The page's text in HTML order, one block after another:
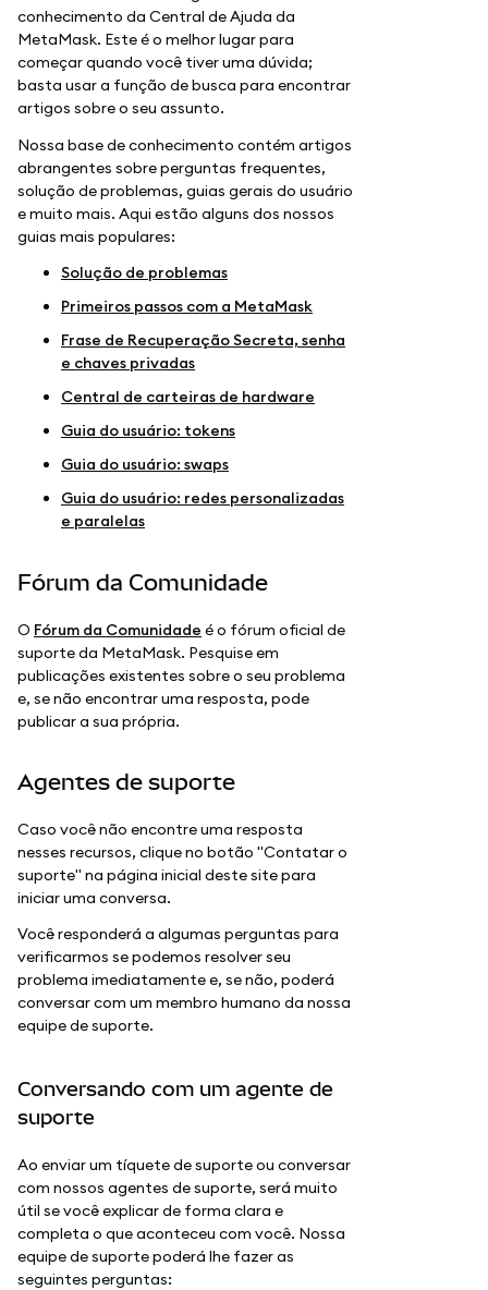
conhecimento da Central de Ajuda da
MetaMask. Este é o melhor lugar para
começar quando você tiver uma dúvida;
basta usar a função de busca para encontrar
artigos sobre o seu assunto.
Nossa base de conhecimento contém artigos
abrangentes sobre perguntas frequentes,
solução de problemas, guias gerais do usuário
e muito mais. Aqui estão alguns dos nossos
guias mais populares:
Solução de problemas
Primeiros passos com a MetaMask
Frase de Recuperação Secreta, senha
e chaves privadas
Central de carteiras de hardware
Guia do usuário: tokens
Guia do usuário: swaps
Guia do usuário: redes personalizadas
e paralelas
Fórum da Comunidade
O Fórum da Comunidade é o fórum oficial de
suporte da MetaMask. Pesquise em
publicações existentes sobre o seu problema
e, se não encontrar uma resposta, pode
publicar a sua própria.
Agentes de suporte
Caso você não encontre uma resposta
nesses recursos, clique no botão "Contatar o
suporte" na página inicial deste site para
iniciar uma conversa.
Você responderá a algumas perguntas para
verificarmos se podemos resolver seu
problema imediatamente e, se não, poderá
conversar com um membro humano da nossa
equipe de suporte.
Conversando com um agente de
suporte
Ao enviar um tíquete de suporte ou conversar
com nossos agentes de suporte, será muito
útil se você explicar de forma clara e
completa o que aconteceu com você. Nossa
equipe de suporte poderá lhe fazer as
seguintes perguntas: